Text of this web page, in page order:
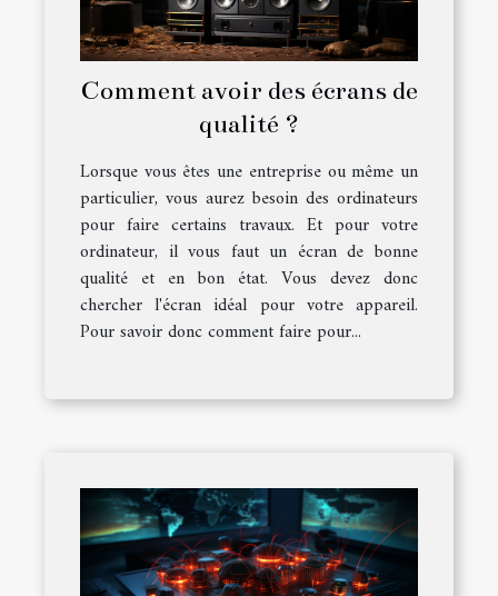
Comment avoir des écrans de
qualité ?
Lorsque vous êtes une entreprise ou même un
particulier, vous aurez besoin des ordinateurs
pour faire certains travaux. Et pour votre
ordinateur, il vous faut un écran de bonne
qualité et en bon état. Vous devez donc
chercher l'écran idéal pour votre appareil.
Pour savoir donc comment faire pour...